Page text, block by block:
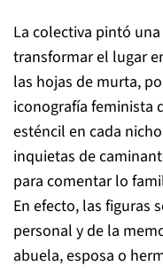
La colectiva pintó
transformar el lugar
las hojas de murta,
iconografía feminista
esténcil en cada
inquietas de
para comentar lo
En efecto, las figuras
personal y de la
abuela, esposa o